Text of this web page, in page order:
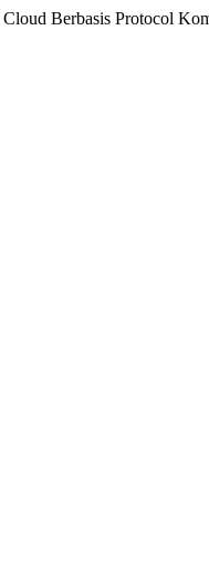
Berbasis Protocol